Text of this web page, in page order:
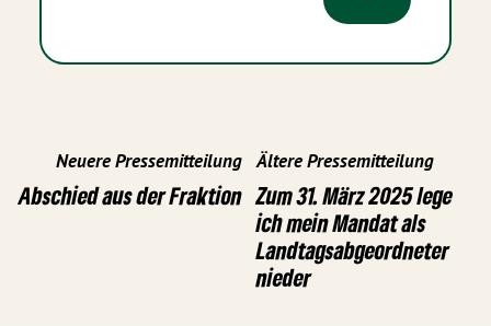
Neuere Pressemitteilung
Abschied aus der Fraktion
Ältere Pressemitteilung
Zum 31. März 2025 lege
ich mein Mandat als
Landtagsabgeordneter
nieder